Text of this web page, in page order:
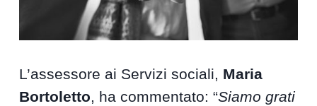
L’assessore ai Servizi sociali, Maria
Bortoletto, ha commentato: “Siamo grati